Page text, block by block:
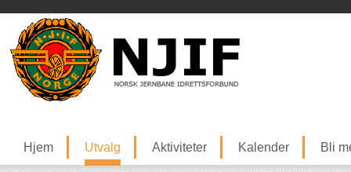
Hjem Utvalg Aktiviteter Kalender Bli